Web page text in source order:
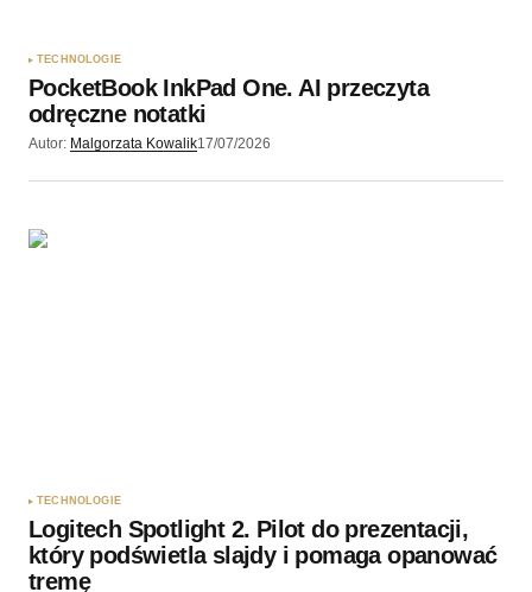
Wyślij komentarz
TECHNOLOGIE
PocketBook InkPad One. AI przeczyta
odręczne notatki
Autor: Malgorzata Kowalik17/07/2026
TECHNOLOGIE
Logitech Spotlight 2. Pilot do prezentacji,
który podświetla slajdy i pomaga opanować
tremę